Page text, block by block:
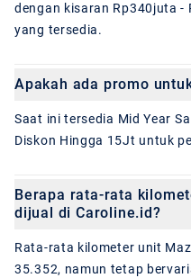
dengan kisaran Rp340juta
yang tersedia.
Apakah ada promo
Saat ini tersedia Mid Year
Diskon Hingga 15Jt untuk
Berapa rata-rata
dijual di Caroline.id?
Rata-rata kilometer unit
35.352, namun tetap